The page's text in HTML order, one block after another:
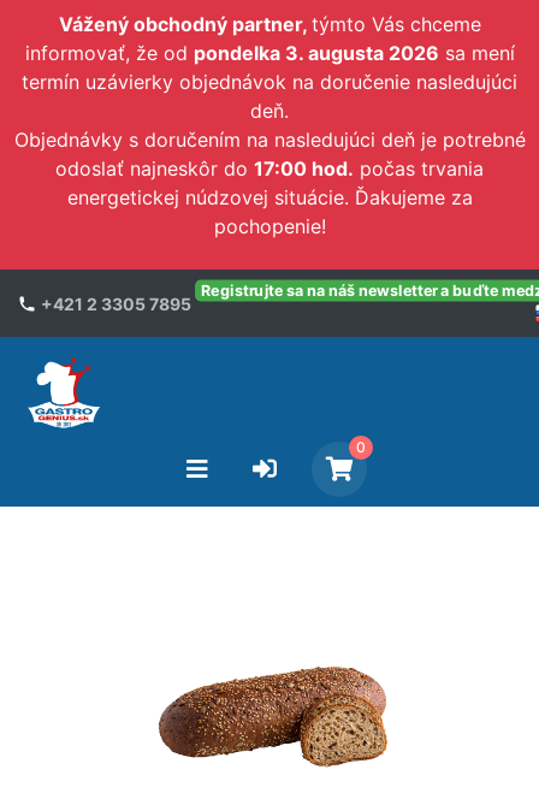
Vážený obchodný partner, týmto Vás chceme
informovať, že od pondelka 3. augusta 2026 sa mení
termín uzávierky objednávok na doručenie nasledujúci
deň.
Objednávky s doručením na nasledujúci deň je potrebné
odoslať najneskôr do 17:00 hod. počas trvania
energetickej núdzovej situácie. Ďakujeme za
pochopenie!
+421 2 3305 7895
Registrujte sa na náš newsletter a buďte
0